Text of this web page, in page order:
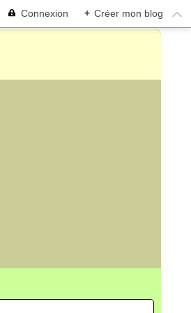
Connexion + Créer mon blog